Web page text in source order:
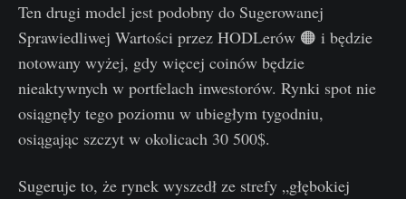
Ten drugi model jest podobny do Sugerowanej
Sprawiedliwej Wartości przez HODLerów 🟠 i będzie
notowany wyżej, gdy więcej coinów będzie
nieaktywnych w portfelach inwestorów. Rynki spot nie
osiągnęły tego poziomu w ubiegłym tygodniu,
osiągając szczyt w okolicach 30 500$.
Sugeruje to, że rynek wyszedł ze strefy „głębokiej